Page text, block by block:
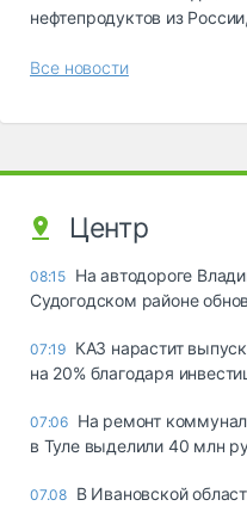
нефтепродуктов из
Все новости
Центр
08:15 На автодороге
Судогодском районе
07:19 КАЗ нарастит
на 20% благодаря
07:06 На ремонт
в Туле выделили 40 млн
07.08 В Ивановской